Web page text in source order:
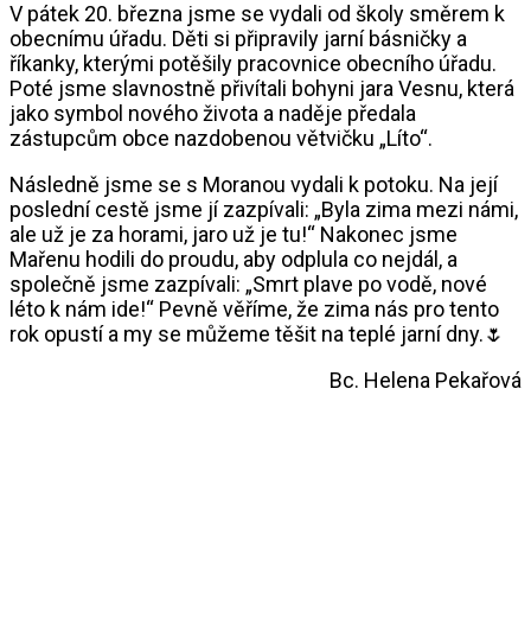
V pátek 20. března jsme se vydali od školy směrem k
obecnímu úřadu. Děti si připravily jarní básničky a
říkanky, kterými potěšily pracovnice obecního úřadu.
Poté jsme slavnostně přivítali bohyni jara Vesnu, která
jako symbol nového života a naděje předala
zástupcům obce nazdobenou větvičku „Líto“.
Následně jsme se s Moranou vydali k potoku. Na její
poslední cestě jsme jí zazpívali: „Byla zima mezi námi,
ale už je za horami, jaro už je tu!“ Nakonec jsme
Mařenu hodili do proudu, aby odplula co nejdál, a
společně jsme zazpívali: „Smrt plave po vodě, nové
léto k nám ide!“ Pevně věříme, že zima nás pro tento
rok opustí a my se můžeme těšit na teplé jarní dny.🌷
Bc. Helena Pekařová